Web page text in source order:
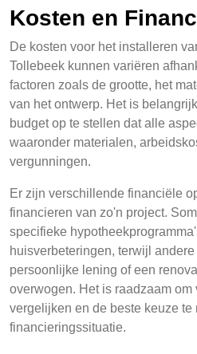
Kosten en
De kosten voor het installeren
Tollebeek kunnen variëren
factoren zoals de grootte, het
van het ontwerp. Het is
budget op te stellen dat alle
waaronder materialen,
vergunningen.
Er zijn verschillende financiële
financieren van zo'n project.
specifieke
huisverbeteringen, terwijl
persoonlijke lening of een
overwogen. Het is raadzaam
vergelijken en de beste keuze
financieringssituatie.